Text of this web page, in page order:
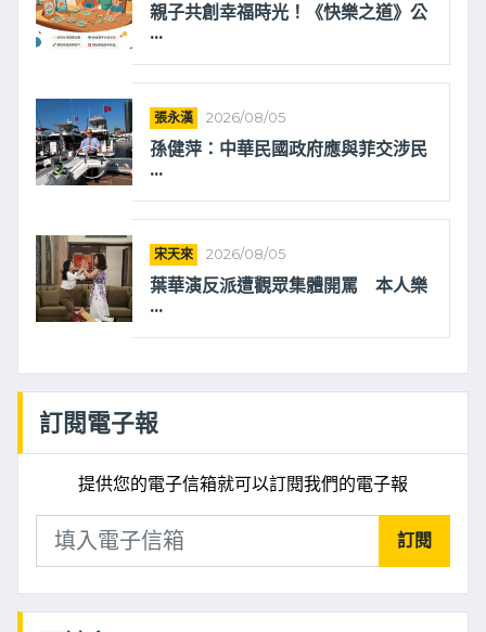
親子共創幸福時光！《快樂之道》公
...
張永漢 2026/08/05
孫健萍：中華民國政府應與菲交涉民
...
宋天來 2026/08/05
葉華演反派遭觀眾集體開罵 本人樂
...
訂閱電子報
提供您的電子信箱就可以訂閱我們的電子報
訂閱